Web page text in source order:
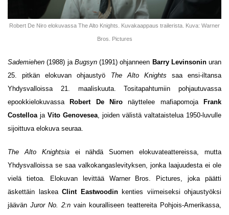
Robert De Niro elokuvassa The Alto Knights. Kuvakaappaus trailerista. Kuva: Warner
Bros. Pictures
Sademiehen (1988) ja Bugsyn(1991) ohjanneen Barry Levinsoninuran
25. pitkän elokuvan ohjaustyö The Alto Knights saa ensi-iltansa
Yhdysvalloissa 21. maaliskuuta. Tositapahtumiin pohjautuvassa
epookkielokuvassa
Robert De Niro näyttelee mafiapomoja
Frank
Costelloaja Vito Genovesea, joiden välistä valtataistelua 1950-luvulle
sijoittuva elokuva seuraa.
The Alto Knightsiaei nähdä Suomen elokuvateattereissa, mutta
Yhdysvalloissa se saa valkokangaslevityksen, jonka laajuudesta ei ole
vielä tietoa. Elokuvan levittää Warner Bros. Pictures, joka päätti
äskettäin laskea Clint Eastwoodinkenties viimeiseksi ohjaustyöksi
jäävän Juror No. 2:n vain kouralliseen teattereita Pohjois-Amerikassa,